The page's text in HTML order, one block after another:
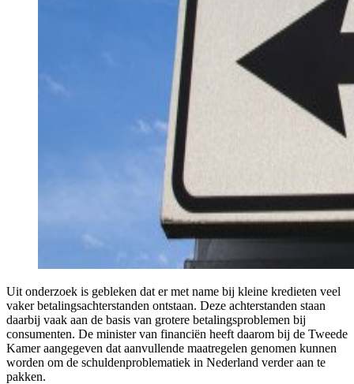
Uit onderzoek is gebleken dat er met name bij kleine kredieten veel
vaker betalingsachterstanden ontstaan. Deze achterstanden staan
daarbij vaak aan de basis van grotere betalingsproblemen bij
consumenten. De minister van financiën heeft daarom bij de Tweede
Kamer aangegeven dat aanvullende maatregelen genomen kunnen
worden om de schuldenproblematiek in Nederland verder aan te
pakken.